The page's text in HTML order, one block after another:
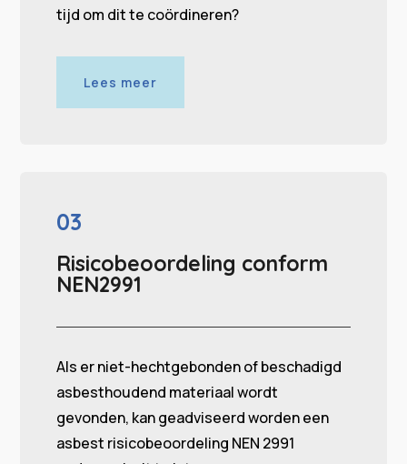
tijd om dit te coördineren?
Lees meer
03
Risicobeoordeling conform
NEN2991
Als er niet-hechtgebonden of beschadigd
asbesthoudend materiaal wordt
gevonden, kan geadviseerd worden een
asbest risicobeoordeling NEN 2991